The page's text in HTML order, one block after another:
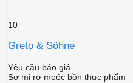
10
Greto & Söhne
Yêu cầu báo giá
Sơ mi rơ moóc bồn thực phẩm